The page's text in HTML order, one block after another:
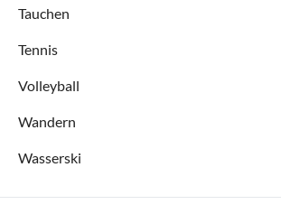
Tauchen
Tennis
Volleyball
Wandern
Wasserski